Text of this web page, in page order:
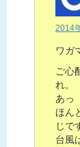
2014
ワガ
ご心
れ。
あっ
ほん
じで
台風